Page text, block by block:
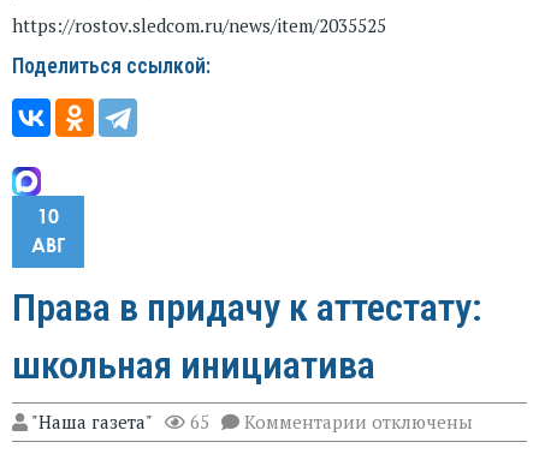
https://rostov.sledcom.ru/news/item/2035525
Поделиться ссылкой:
10
АВГ
Права в придачу к аттестату:
школьная инициатива
"Наша газета" 65 Комментарии к
записи
отключены